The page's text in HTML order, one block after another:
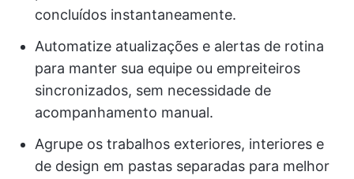
concluídos instantaneamente.
Automatize atualizações e alertas de rotina
para manter sua equipe ou empreiteiros
sincronizados, sem necessidade de
acompanhamento manual.
Agrupe os trabalhos exteriores, interiores e
de design em pastas separadas para melhor